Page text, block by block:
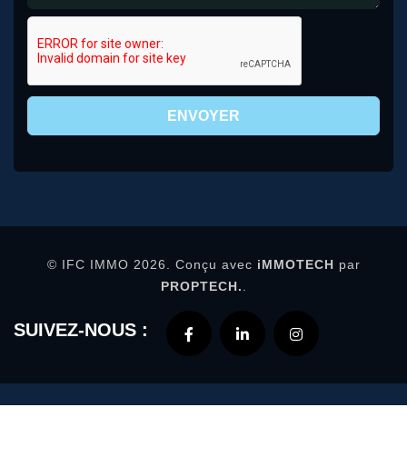
ENVOYER
© IFC IMMO 2026. Conçu avec iMMOTECH par
PROPTECH.
SUIVEZ-NOUS :